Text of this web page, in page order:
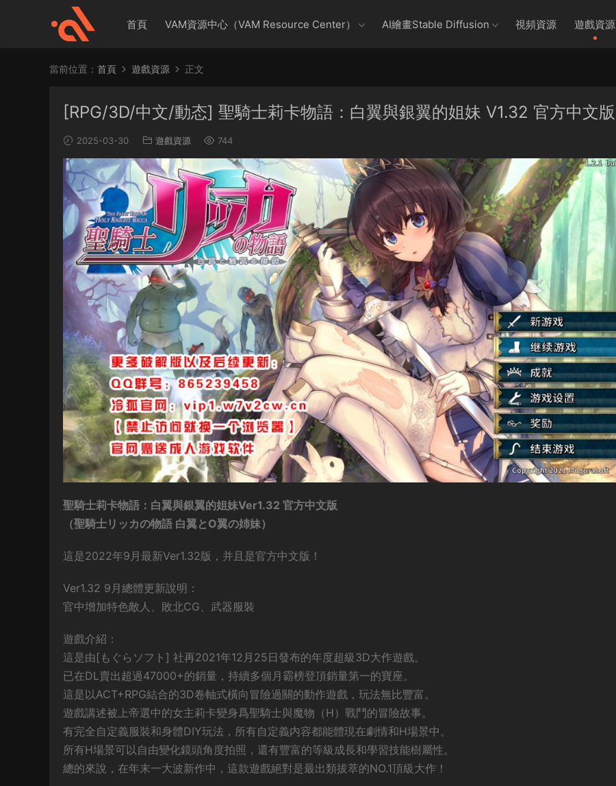
首頁 VAM資源中心（VAM Resource Center） AI繪畫Stable Diffusion 視頻資源 遊戲資源
當前位置： 首頁 遊戲資源 正文
[RPG/3D/中文/動态] 聖騎士莉卡物語：白翼與銀翼的姐妹 V1.32 官方中文版
2025-03-30 遊戲資源 744
聖騎士莉卡物語：白翼與銀翼的姐妹Ver1.32 官方中文版
（聖騎士リッカの物語 白翼とO翼の姉妹）
這是2022年9月最新Ver1.32版，并且是官方中文版！
Ver1.32 9月總體更新說明：
官中增加特色敵人、敗北CG、武器服裝
遊戲介紹：
這是由[もぐらソフト] 社再2021年12月25日發布的年度超級3D大作遊戲。
已在DL賣出超過47000+的銷量，持續多個月霸榜登頂銷量第一的寶座。
這是以ACT+RPG結合的3D卷軸式橫向冒險過關的動作遊戲，玩法無比豐富。
遊戲講述被上帝選中的女主莉卡變身爲聖騎士與魔物（H）戰鬥的冒險故事。
有完全自定義服裝和身體DIY玩法，所有自定義内容都能體現在劇情和H場景中。
所有H場景可以自由變化鏡頭角度拍照，還有豐富的等級成長和學習技能樹屬性。
總的來說，在年末一大波新作中，這款遊戲絕對是最出類拔萃的NO.1頂級大作！